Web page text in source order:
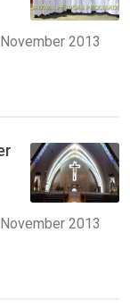
2013
2013